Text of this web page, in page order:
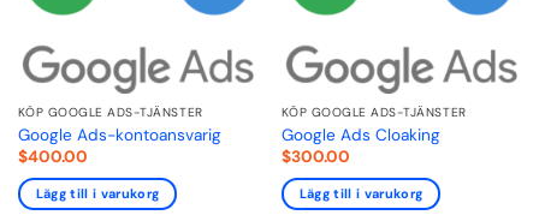
KÖP GOOGLE ADS-TJÄNSTER
Google Ads-kontoansvarig
$400.00
Lägg till i varukorg
KÖP GOOGLE ADS-TJÄNSTER
Google Ads Cloaking
$300.00
Lägg till i varukorg